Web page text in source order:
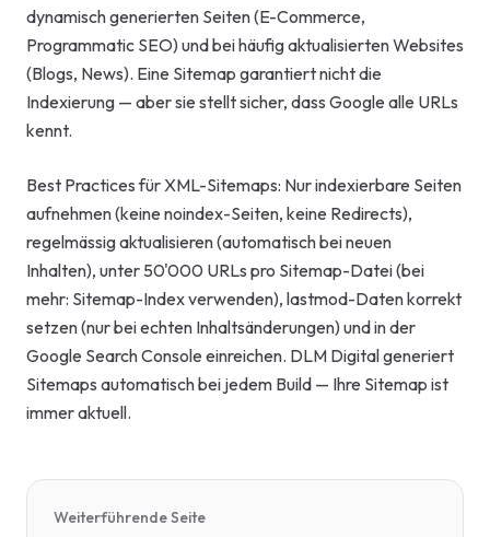
dynamisch generierten Seiten (E-Commerce,
Programmatic SEO) und bei häufig aktualisierten Websites
(Blogs, News). Eine Sitemap garantiert nicht die
Indexierung — aber sie stellt sicher, dass Google alle URLs
kennt.
Best Practices für XML-Sitemaps: Nur indexierbare Seiten
aufnehmen (keine noindex-Seiten, keine Redirects),
regelmässig aktualisieren (automatisch bei neuen
Inhalten), unter 50'000 URLs pro Sitemap-Datei (bei
mehr: Sitemap-Index verwenden), lastmod-Daten korrekt
setzen (nur bei echten Inhaltsänderungen) und in der
Google Search Console einreichen. DLM Digital generiert
Sitemaps automatisch bei jedem Build — Ihre Sitemap ist
immer aktuell.
Weiterführende Seite